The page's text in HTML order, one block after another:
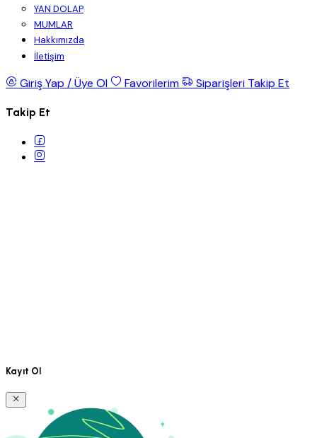
YAN DOLAP
MUMLAR
Hakkımızda
İletişim
Giriş Yap / Üye Ol Favorilerim Siparişleri Takip Et
Takip Et
Kayıt Ol